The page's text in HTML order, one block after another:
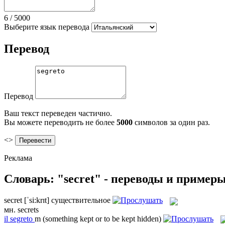
6 / 5000
Выберите язык перевода
Перевод
Перевод
Ваш текст переведен частично.
Вы можете переводить не более 5000 символов за один раз.
<>
Реклама
Словарь: "secret" - переводы и
secret [ˈsi:krɪt] существительное
мн. secrets
il segreto m (something kept or to be kept hidden)